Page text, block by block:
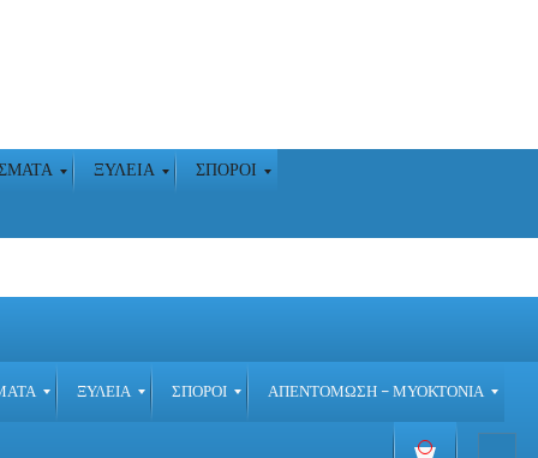
ΞΥΛΕΙΑ ΣΠΟΡΟΙ
ΞΥΛΕΙΑ ΣΠΟΡΟΙ ΑΠΕΝΤΟΜΩΣΗ – ΜΥΟΚΤΟΝΙΑ